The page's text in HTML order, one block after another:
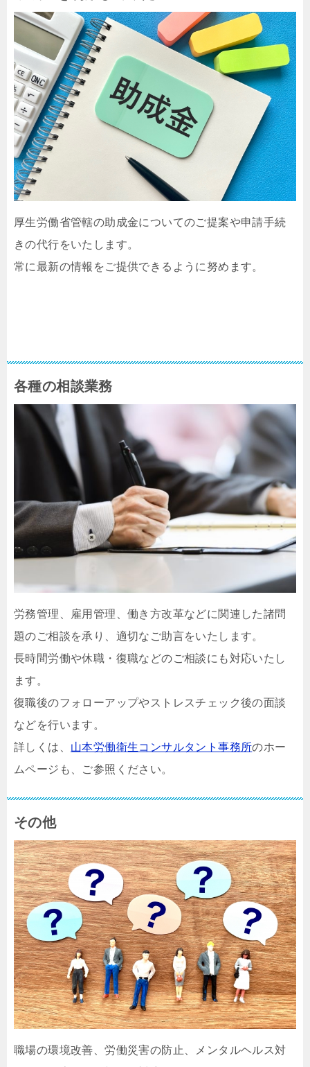
厚生労働省管轄の助成金についてのご提案や申請手続
きの代行をいたします。
常に最新の情報をご提供できるように努めます。
各種の相談業務
労務管理、雇用管理、働き方改革などに関連した諸問
題のご相談を承り、適切なご助言をいたします。
長時間労働や休職・復職などのご相談にも対応いたし
ます。
復職後のフォローアップやストレスチェック後の面談
などを行います。
詳しくは、 山本労働衛生コンサルタント事務所のホー
ムページも、ご参照ください。
その他
職場の環境改善、労働災害の防止、メンタルヘルス対